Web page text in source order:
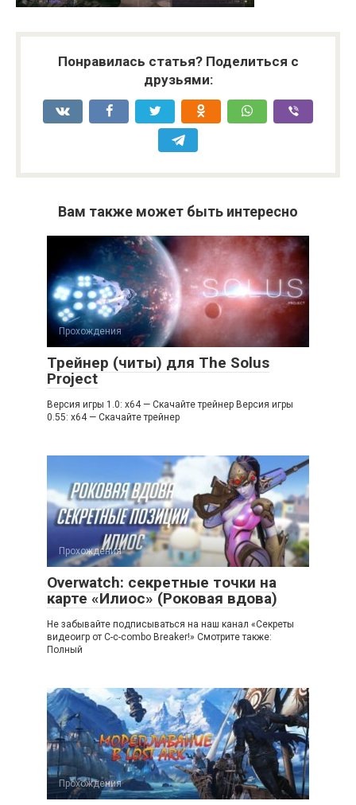
Понравилась статья? Поделиться с
друзьями:
Вам также может быть интересно
Прохождения
Трейнер (читы) для The Solus
Project
Версия игры 1.0: x64 — Скачайте трейнер Версия игры
0.55: x64 — Скачайте трейнер
Прохождения
Overwatch: секретные точки на
карте «Илиос» (Роковая вдова)
Не забывайте подписываться на наш канал «Секреты
видеоигр от C-c-combo Breaker!» Смотрите также:
Полный
Прохождения